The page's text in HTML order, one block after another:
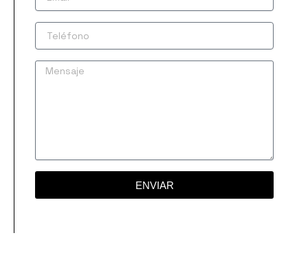
Teléfono
Mensaje
ENVIAR